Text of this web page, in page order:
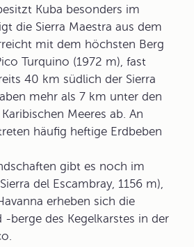
Kuba besonders im
die Sierra Maestra aus dem
mit dem höchsten Berg
Turquino (1972 m), fast
40 km südlich der Sierra
mehr als 7 km unter den
Meeres ab. An
häufig heftige Erdbeben
gibt es noch im
del Escambray, 1156 m),
erheben sich die
-berge des Kegelkarstes in der